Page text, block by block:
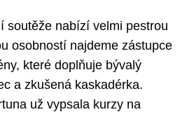
soutěže nabízí velmi pestrou
osobností najdeme zástupce
které doplňuje bývalý
a zkušená kaskadérka.
už vypsala kurzy na